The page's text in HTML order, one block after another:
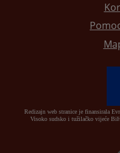
Redizajn web stranice je finansirala
Visoko sudsko i tužilačko vijeće